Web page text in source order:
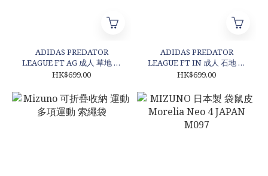
ADIDAS PREDATOR
LEAGUE FT AG 成人 草地 足
球鞋 A61
HK$699.00
ADIDAS PREDATOR
LEAGUE FT IN 成人 石地 足
球鞋 A60
HK$699.00